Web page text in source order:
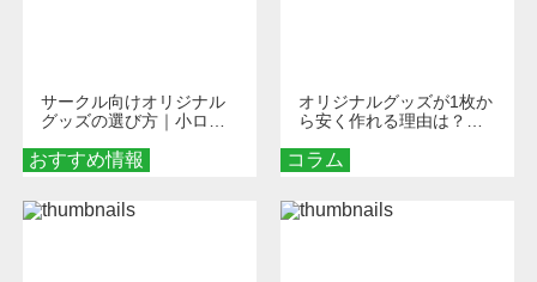
おすすめ情報
サークル向けオリジナル
グッズの選び方｜小ロッ
める秘訣
コラム
オリジナルグッズが1枚か
ら安く作れる理由は？オ
とメリットを解説